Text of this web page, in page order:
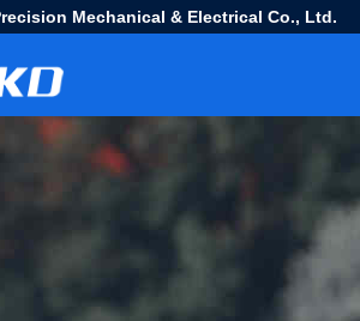
Mechanical & Electrical Co., Ltd.